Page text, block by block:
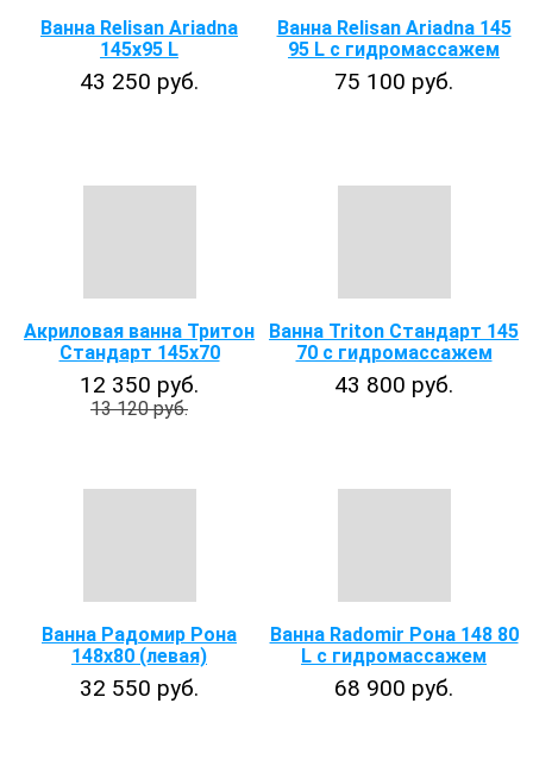
Ванна Relisan Ariadna
145x95 L
43 250 руб.
Ванна Relisan Ariadna 145
95 L с гидромассажем
75 100 руб.
Акриловая ванна Тритон
Стандарт 145х70
12 350 руб.
13 120 руб.
Ванна Triton Стандарт 145
70 с гидромассажем
43 800 руб.
Ванна Радомир Рона
148x80 (левая)
32 550 руб.
Ванна Radomir Рона 148 80
L с гидромассажем
68 900 руб.